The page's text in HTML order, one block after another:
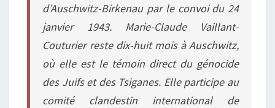
d’Auschwitz-Birkenau par le convoi du 24
janvier 1943. Marie-Claude Vaillant-
Couturier reste dix-huit mois à Auschwitz,
où elle est le témoin direct du génocide
des Juifs et des Tsiganes. Elle participe au
comité clandestin international de